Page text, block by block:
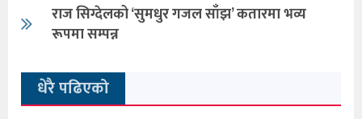
राज सिग्देलको ‘सुमधुर गजल साँझ’ कतारमा भव्य
रूपमा सम्पन्न
धेरै पढिएको